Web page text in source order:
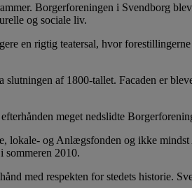
Borgerforeningen i Svendborg
og sociale liv.
en rigtig teatersal, hvor
af 1800-tallet. Facaden er
meget nedslidte
lokale- og Anlægsfonden og ikke
sommeren 2010.
med respekten for stedets historie.